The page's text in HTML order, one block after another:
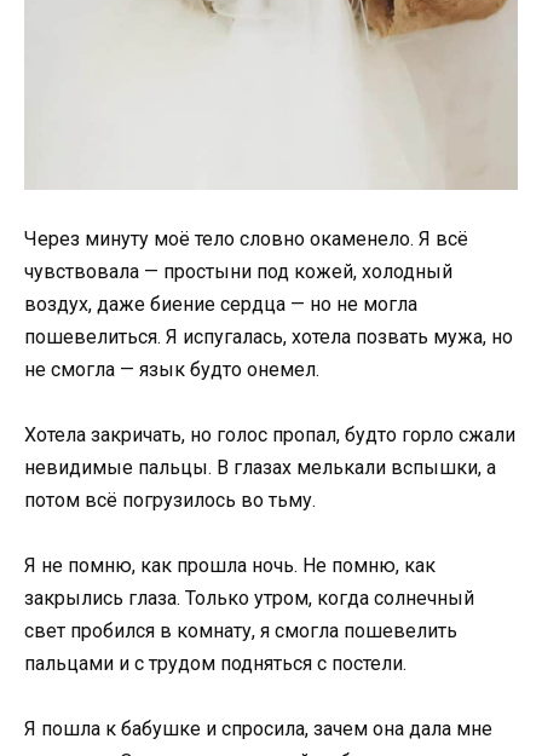
Через минуту моё тело словно окаменело. Я всё
чувствовала — простыни под кожей, холодный
воздух, даже биение сердца — но не могла
пошевелиться. Я испугалась, хотела позвать мужа, но
не смогла — язык будто онемел.
Хотела закричать, но голос пропал, будто горло сжали
невидимые пальцы. В глазах мелькали вспышки, а
потом всё погрузилось во тьму.
Я не помню, как прошла ночь. Не помню, как
закрылись глаза. Только утром, когда солнечный
свет пробился в комнату, я смогла пошевелить
пальцами и с трудом подняться с постели.
Я пошла к бабушке и спросила, зачем она дала мне